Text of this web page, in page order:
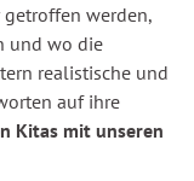
getroffen werden,
und wo die
realistische und
auf ihre
Kitas mit unseren